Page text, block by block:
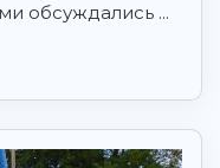
обсуждались ...